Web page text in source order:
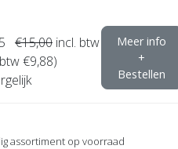
€15,00 incl. btw
€9,88)
Meer info
+
Bestellen
assortiment op voorraad